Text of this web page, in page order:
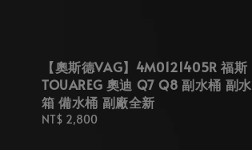
【奧斯德VAG】4M0121405R 福斯
TOUAREG 奧迪 Q7 Q8 副水桶 副水
箱 備水桶 副廠全新
Regular
NT$ 2,800